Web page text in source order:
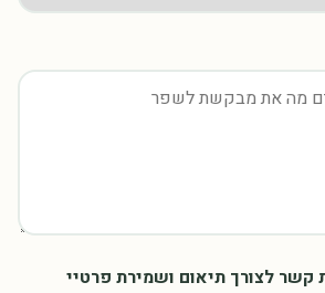
קשר לצורך תיאום ושמירת פרטיי